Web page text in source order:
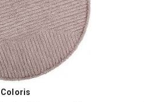
Coloris